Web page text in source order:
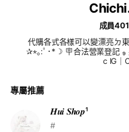
成員
代購各式各樣可以變漂亮
✰⋆｡:ﾟ･*☽ 🪧合法營業登記 ₉
c IG｜
專屬推薦
𝑯𝒖𝒊 𝑺𝒉𝒐𝒑¹
#